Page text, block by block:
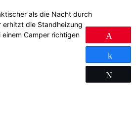
als die Nacht durch
erhitzt die Standheizung
einem Camper richtigen